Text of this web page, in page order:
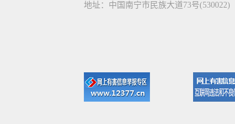
地址：中国南宁市民族大道73号(530022)